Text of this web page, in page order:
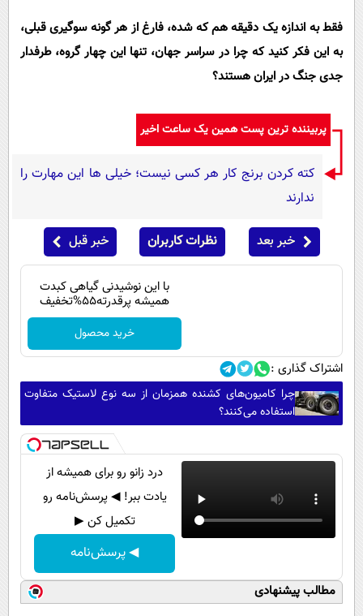
فقط به اندازه یک دقیقه هم که شده، فارغ از هر گونه سوگیری قبلی،
به این فکر کنید که چرا در سراسر جهان، تنها این چهار گروه، طرفدار
جدی جنگ در ایران هستند؟
پربیننده ترین پست همین یک ساعت اخیر
کته کردن برنج کار هر کسی نیست؛ خیلی ها این مهارت را
ندارند
خبر بعد نظرات کاربران خبر قبل
با این نوشیدنی گیاهی کبدت
همیشه پرقدرته55%تخفیف
خرید محصول
اشتراک گذاری :
چرا کامیون‌های کشنده همزمان از سه نوع لاستیک متفاوت
استفاده می‌کنند؟
درد زانو رو برای همیشه از
یادت ببر! ◀ پرسش‌نامه رو
تکمیل کن ▶
◀ پرسش‌نامه
مطالب پیشنهادی